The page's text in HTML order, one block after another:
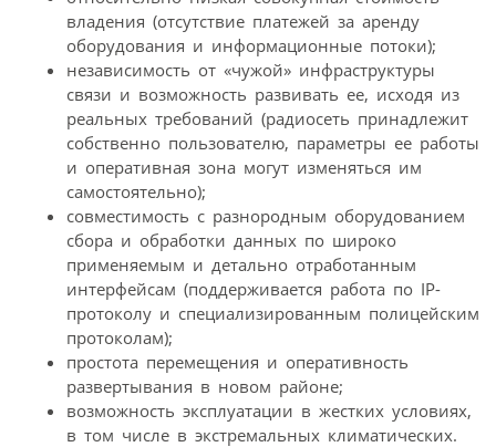
владения (отсутствие платежей за аренду
оборудования и информационные потоки);
независимость от «чужой» инфраструктуры
связи и возможность развивать ее, исходя из
реальных требований (радиосеть принадлежит
собственно пользователю, параметры ее работы
и оперативная зона могут изменяться им
самостоятельно);
совместимость с разнородным оборудованием
сбора и обработки данных по широко
применяемым и детально отработанным
интерфейсам (поддерживается работа по IP-
протоколу и специализированным полицейским
протоколам);
простота перемещения и оперативность
развертывания в новом районе;
возможность эксплуатации в жестких условиях,
в том числе в экстремальных климатических.